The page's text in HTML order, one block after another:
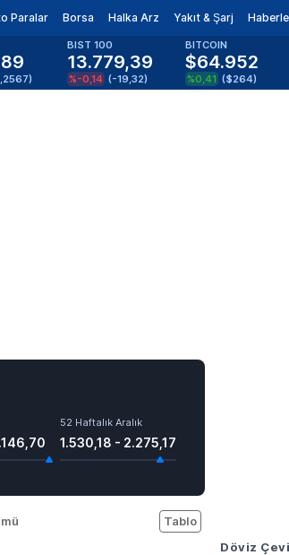
Paralar Borsa Halka Arz Yakıt & Şarj
)
BIST 100
13.779,39
%-0,14 (-19,32)
BITCOIN
$64.952
%0,41 ($264)
52 Haftalık Aralık
1.530,18 - 2.275,17
Tablo
Döviz